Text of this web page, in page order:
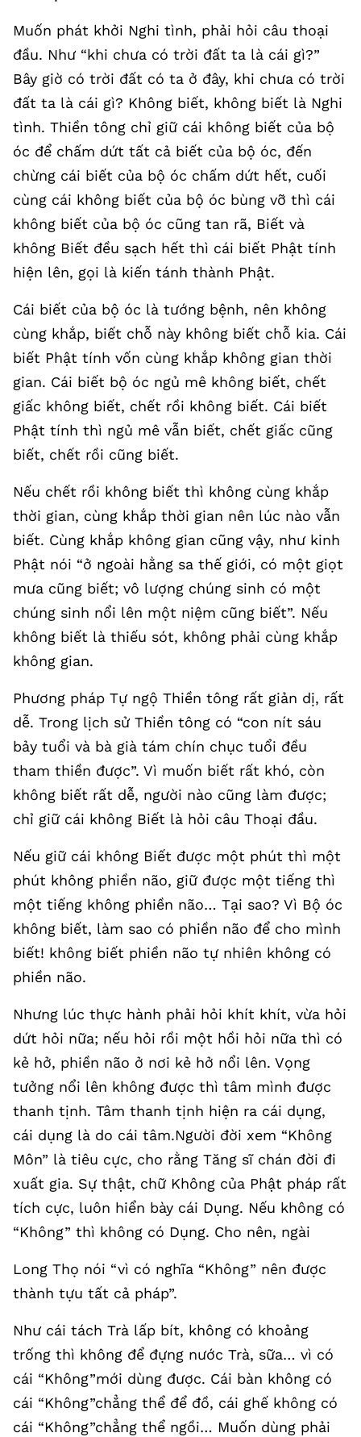
Muốn phát khởi Nghi tình, phải hỏi câu thoại
đầu. Như “khi chưa có trời đất ta là cái gì?”
Bây giờ có trời đất có ta ở đây, khi chưa có trời
đất ta là cái gì? Không biết, không biết là Nghi
tình. Thiền tông chỉ giữ cái không biết của bộ
óc để chấm dứt tất cả biết của bộ óc, đến
chừng cái biết của bộ óc chấm dứt hết, cuối
cùng cái không biết của bộ óc bùng vỡ thì cái
không biết của bộ óc cũng tan rã, Biết và
không Biết đều sạch hết thì cái biết Phật tính
hiện lên, gọi là kiến tánh thành Phật.
Cái biết của bộ óc là tướng bệnh, nên không
cùng khắp, biết chỗ này không biết chỗ kia. Cái
biết Phật tính vốn cùng khắp không gian thời
gian. Cái biết bộ óc ngủ mê không biết, chết
giấc không biết, chết rồi không biết. Cái biết
Phật tính thì ngủ mê vẫn biết, chết giấc cũng
biết, chết rồi cũng biết.
Nếu chết rồi không biết thì không cùng khắp
thời gian, cùng khắp thời gian nên lúc nào vẫn
biết. Cùng khắp không gian cũng vậy, như kinh
Phật nói “ở ngoài hằng sa thế giới, có một giọt
mưa cũng biết; vô lượng chúng sinh có một
chúng sinh nổi lên một niệm cũng biết”. Nếu
không biết là thiếu sót, không phải cùng khắp
không gian.
Phương pháp Tự ngộ Thiền tông rất giản dị, rất
dễ. Trong lịch sử Thiền tông có “con nít sáu
bảy tuổi và bà già tám chín chục tuổi đều
tham thiền được”. Vì muốn biết rất khó, còn
không biết rất dễ, người nào cũng làm được;
chỉ giữ cái không Biết là hỏi câu Thoại đầu.
Nếu giữ cái không Biết được một phút thì một
phút không phiền não, giữ được một tiếng thì
một tiếng không phiền não… Tại sao? Vì Bộ óc
không biết, làm sao có phiền não để cho mình
biết! không biết phiền não tự nhiên không có
phiền não.
Nhưng lúc thực hành phải hỏi khít khít, vừa hỏi
dứt hỏi nữa; nếu hỏi rồi một hồi hỏi nữa thì có
kẻ hở, phiền não ở nơi kẻ hở nổi lên. Vọng
tưởng nổi lên không được thì tâm mình được
thanh tịnh. Tâm thanh tịnh hiện ra cái dụng,
cái dụng là do cái tâm.Người đời xem “Không
Môn” là tiêu cực, cho rằng Tăng sĩ chán đời đi
xuất gia. Sự thật, chữ Không của Phật pháp rất
tích cực, luôn hiển bày cái Dụng. Nếu không có
“Không” thì không có Dụng. Cho nên, ngài
Long Thọ nói “vì có nghĩa “Không” nên được
thành tựu tất cả pháp”.
Như cái tách Trà lấp bít, không có khoảng
trống thì không để đựng nước Trà, sữa… vì có
cái “Không”mới dùng được. Cái bàn không có
cái “Không”chẳng thể để đồ, cái ghế không có
cái “Không”chẳng thể ngồi… Muốn dùng phải